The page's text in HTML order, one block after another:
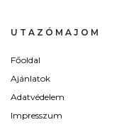
UTAZÓMAJOM
Főoldal
Ajánlatok
Adatvédelem
Impresszum